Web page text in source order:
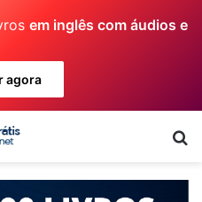
em inglês com áudios e
agora